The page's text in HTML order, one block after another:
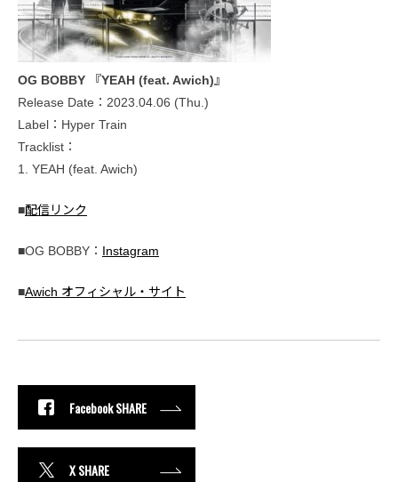
OG BOBBY 『YEAH (feat. Awich)』
Release Date：2023.04.06 (Thu.)
Label：Hyper Train
Tracklist：
1. YEAH (feat. Awich)
■配信リンク
■OG BOBBY： Instagram
■Awich オフィシャル・サイト
Facebook SHARE
X SHARE